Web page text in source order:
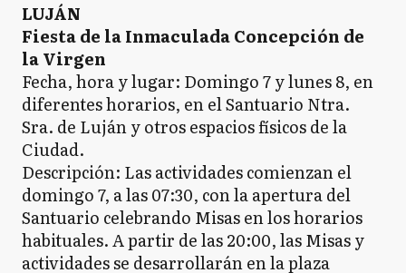
LUJÁN
Fiesta de la Inmaculada Concepción de
la Virgen
Fecha, hora y lugar: Domingo 7 y lunes 8, en
diferentes horarios, en el Santuario Ntra.
Sra. de Luján y otros espacios físicos de la
Ciudad.
Descripción: Las actividades comienzan el
domingo 7, a las 07:30, con la apertura del
Santuario celebrando Misas en los horarios
habituales. A partir de las 20:00, las Misas y
actividades se desarrollarán en la plaza